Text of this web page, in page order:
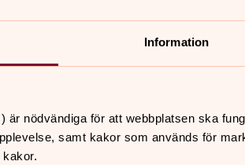
Information
är nödvändiga för att webbplatsen ska
samt kakor som används för
Kontakta pastoratskansliet, tfn
eller utrymningsplan.
nödutgångar finns!